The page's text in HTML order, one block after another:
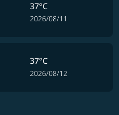
37°C
2026/08/11
37°C
2026/08/12